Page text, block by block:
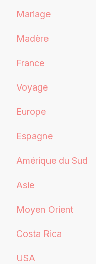
Mariage
Madère
France
Voyage
Europe
Espagne
Amérique du Sud
Asie
Moyen Orient
Costa Rica
USA